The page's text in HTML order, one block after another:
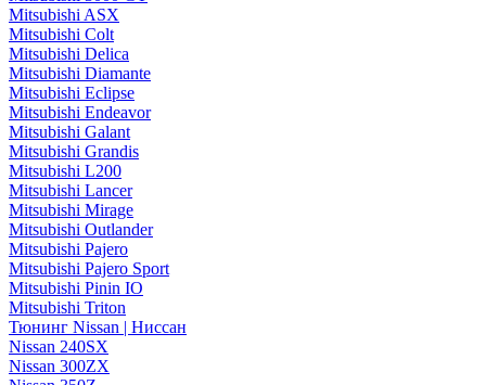
Mitsubishi ASX
Mitsubishi Colt
Mitsubishi Delica
Mitsubishi Diamante
Mitsubishi Eclipse
Mitsubishi Endeavor
Mitsubishi Galant
Mitsubishi Grandis
Mitsubishi L200
Mitsubishi Lancer
Mitsubishi Mirage
Mitsubishi Outlander
Mitsubishi Pajero
Mitsubishi Pajero Sport
Mitsubishi Pinin IO
Mitsubishi Triton
Тюнинг Nissan | Ниссан
Nissan 240SX
Nissan 300ZX